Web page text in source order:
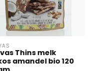
Thins melk
amandel bio 120